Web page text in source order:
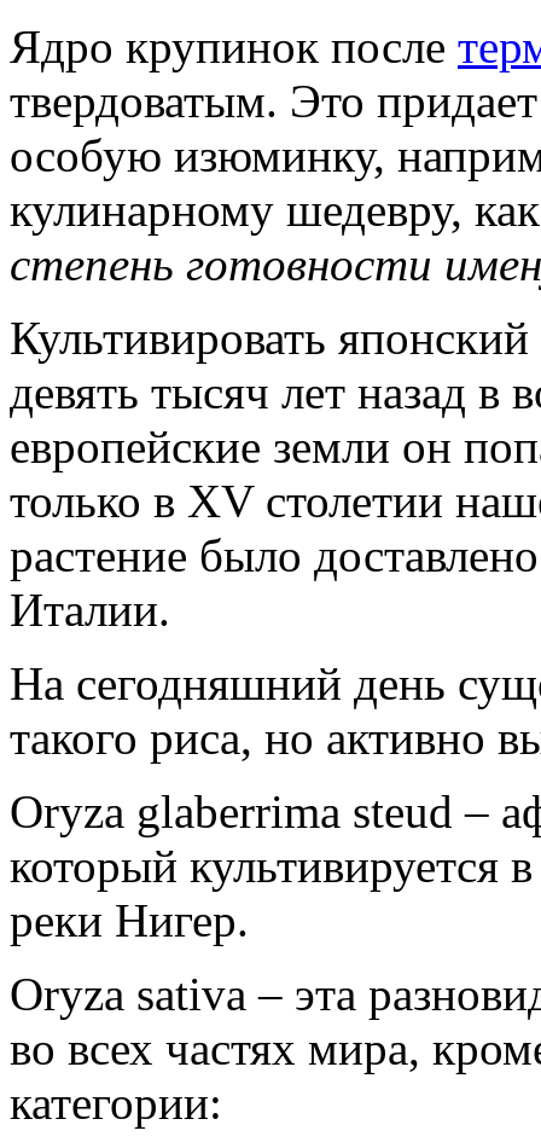
Ядро крупинок после
твердоватым. Это
особую изюминку,
кулинарному шедевру,
степень готовности
Культивировать
девять тысяч лет назад в
европейские земли он
только в XV столетии
растение было
Италии.
На сегодняшний день
такого риса, но активно
Oryza glaberrima steud –
который культивируется
реки Нигер.
Oryza sativa – эта
во всех частях мира,
категории: